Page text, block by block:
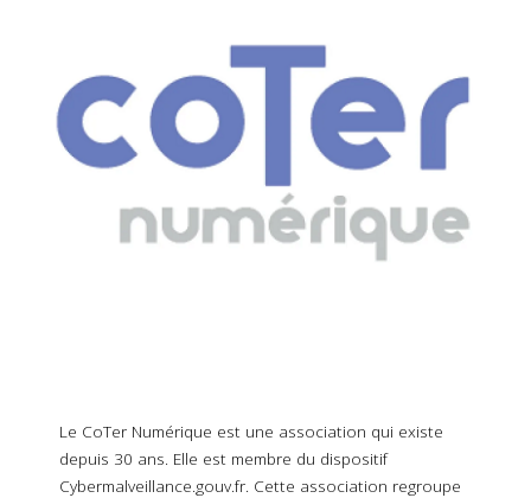
Le CoTer Numérique est une association qui existe
depuis 30 ans. Elle est membre du dispositif
Cybermalveillance.gouv.fr. Cette association regroupe